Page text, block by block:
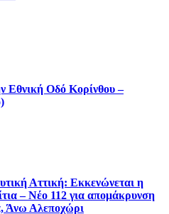
Εθνική Oδό Κορίνθου –
Αττική: Εκκενώνεται η
– Νέο 112 για απομάκρυνση
Άνω Αλεποχώρι